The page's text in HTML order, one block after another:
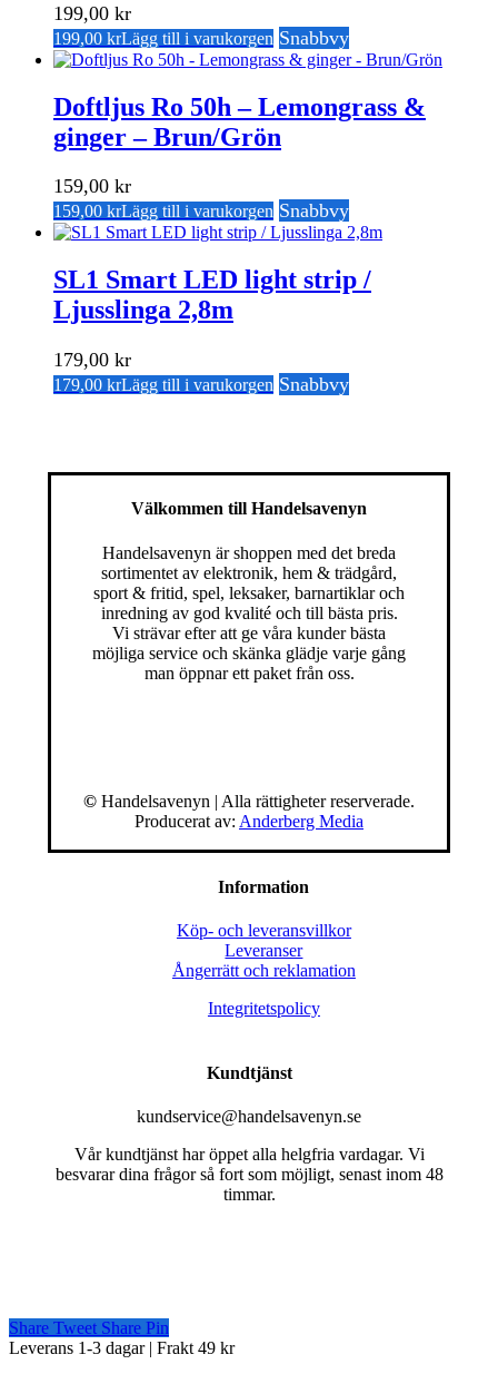
199,00 kr
199,00 krLägg till i varukorgen Snabbvy
Doftljus Ro 50h – Lemongrass &
ginger – Brun/Grön
159,00 kr
159,00 krLägg till i varukorgen Snabbvy
SL1 Smart LED light strip /
Ljusslinga 2,8m
179,00 kr
179,00 krLägg till i varukorgen Snabbvy
Välkommen till Handelsavenyn
Handelsavenyn är shoppen med det breda
sortimentet av elektronik, hem & trädgård,
sport & fritid, spel, leksaker, barnartiklar och
inredning av god kvalité och till bästa pris.
Vi strävar efter att ge våra kunder bästa
möjliga service och skänka glädje varje gång
man öppnar ett paket från oss.
© Handelsavenyn | Alla rättigheter reserverade.
Producerat av: Anderberg Media
Information
Köp- och leveransvillkor
Leveranser
Ångerrätt och reklamation
Integritetspolicy
Kundtjänst
kundservice@handelsavenyn.se
Vår kundtjänst har öppet alla helgfria vardagar. Vi
besvarar dina frågor så fort som möjligt, senast inom 48
timmar.
Share Tweet Share Pin
Close
Leverans 1-3 dagar | Frakt 49 kr